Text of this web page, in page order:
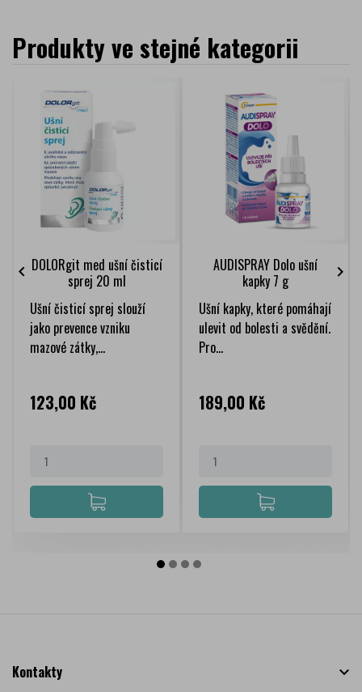
Produkty ve stejné kategorii
DOLORgit med ušní čisticí
sprej 20 ml
Ušní čisticí sprej slouží
jako prevence vzniku
mazové zátky,...
Cena
123,00 Kč
AUDISPRAY Dolo ušní
kapky 7 g
Ušní kapky, které pomáhají
ulevit od bolesti a svědění.
Pro...
Cena
189,00 Kč
 
Kontakty
